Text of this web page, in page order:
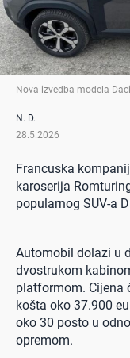
Nova izvedba modela
N. D.
28.5.2026
Francuska
karoserija
popularnog SUV-a
Automobil dolazi u
dvostrukom
platformom. Cijena
košta oko 37.900
oko 30 posto u
opremom.